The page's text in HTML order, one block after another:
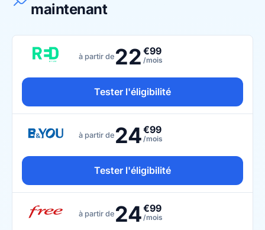
maintenant
à partir de 22 €99
/mois
Tester l'éligibilité
à partir de 24€99
/mois
Tester l'éligibilité
à partir de 24€99
/mois